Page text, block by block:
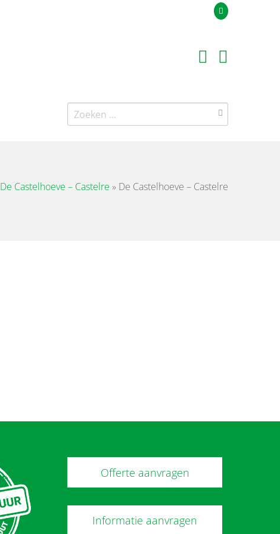
Zoeken
naar:
De Castelhoeve – Castelre » De Castelhoeve – Castelre
Offerte aanvragen
Informatie aanvragen